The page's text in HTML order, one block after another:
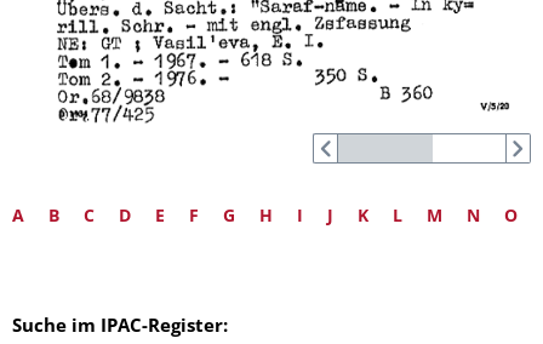
A B C D E F G H I J K L M N O
Suche im IPAC-Register: